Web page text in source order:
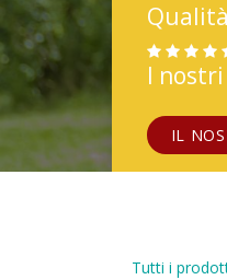
Qualità
I
IL
Tutti i